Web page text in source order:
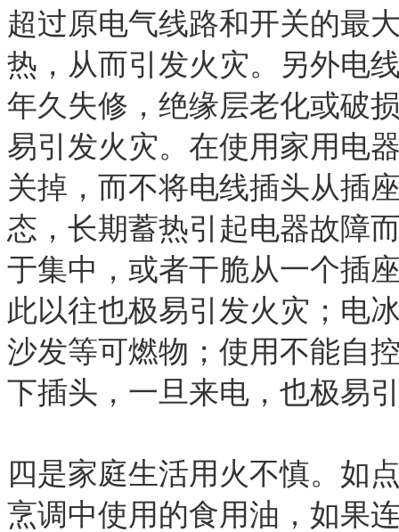
超过原电气线路和开关的最
热，从而引发火灾。另外电
年久失修，绝缘层老化或破
易引发火灾。在使用家用电
关掉，而不将电线插头从插
态，长期蓄热引起电器故障
于集中，或者干脆从一个插
此以往也极易引发火灾；电
沙发等可燃物；使用不能自
下插头，一旦来电，也极易
四是家庭生活用火不慎。如
烹调中使用的食用油，如果